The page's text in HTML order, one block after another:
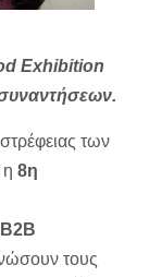
Exhibition
των
8η
B2B
τους